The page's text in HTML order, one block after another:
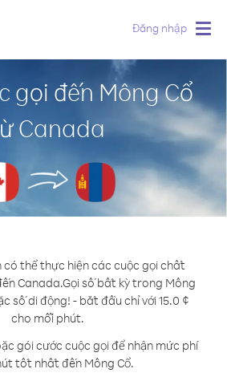
Đăng nhập
gọi đến Mông Cổ
Canada
có thể thực hiện các cuộc gọi chất
Canada.Gọi số bất kỳ trong Mông
số di động! - bắt đầu chỉ với 15.0 ¢
cho mỗi phút.
gói cước cuộc gọi để nhận mức phí
tốt nhất đến Mông Cổ.